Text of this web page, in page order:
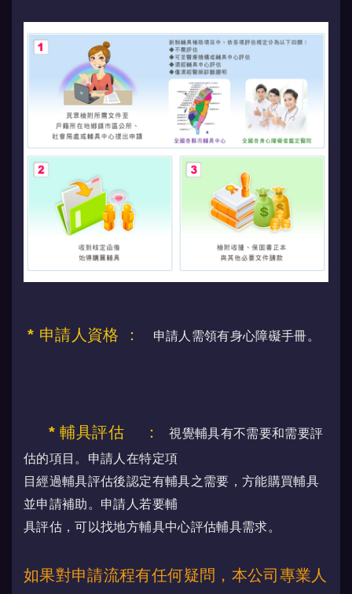
* 申請人資格 ： 申請人需領有身心障礙手冊。
* 輔具評估 ：
視覺輔具有不需要和需要評
估的項目。申請人在特定項
目經過輔具評估後認定有輔具之需要，方能購買輔具
並申請補助。申請人若要輔
具評估，可以找地方輔具中心評估輔具需求。
如果對申請流程有任何疑問，本公司專業人